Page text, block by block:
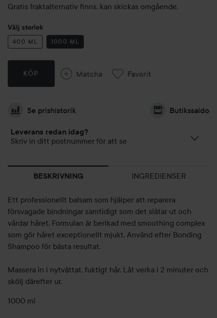
Gratis fraktalternativ finns, kan skickas omgående.
Välj storlek
400 ML 1000 ML
KÖP Matcha Favorit
Se prishistorik Butikssaldo
Leverans redan idag?
Skriv in ditt postnummer för att se
BESKRIVNING INGREDIENSER
Ett professionellt balsam som hjälper att reparera
försvagade bindningar samtidigt som det slätar ut och
vårdar håret. Formulan är berikad med smoothing complex
som gör håret exceptionellt mjukt. Använd efter Bonding
Shampoo för bästa resultat.
Massera in i nytvättat, fuktigt hår. Låt verka i 2 minuter och
skölj därefter ur.
1000 ml